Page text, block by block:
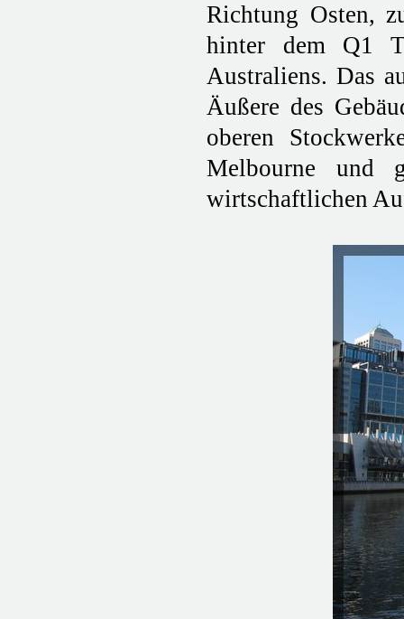
Richtung Osten,
hinter dem Q1
Australiens. Das
Äußere des
oberen
Melbourne und
wirtschaftlichen